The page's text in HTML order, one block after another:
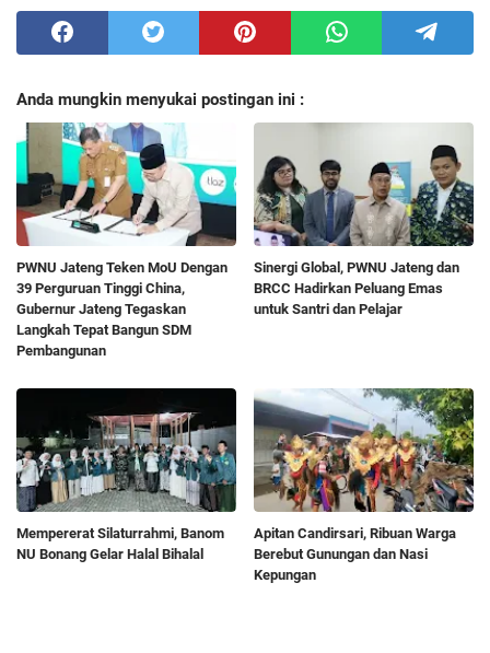
Anda mungkin menyukai postingan ini :
PWNU Jateng Teken MoU Dengan
39 Perguruan Tinggi China,
Gubernur Jateng Tegaskan
Langkah Tepat Bangun SDM
Pembangunan
Sinergi Global, PWNU Jateng dan
BRCC Hadirkan Peluang Emas
untuk Santri dan Pelajar
Mempererat Silaturrahmi, Banom
NU Bonang Gelar Halal Bihalal
Apitan Candirsari, Ribuan Warga
Berebut Gunungan dan Nasi
Kepungan